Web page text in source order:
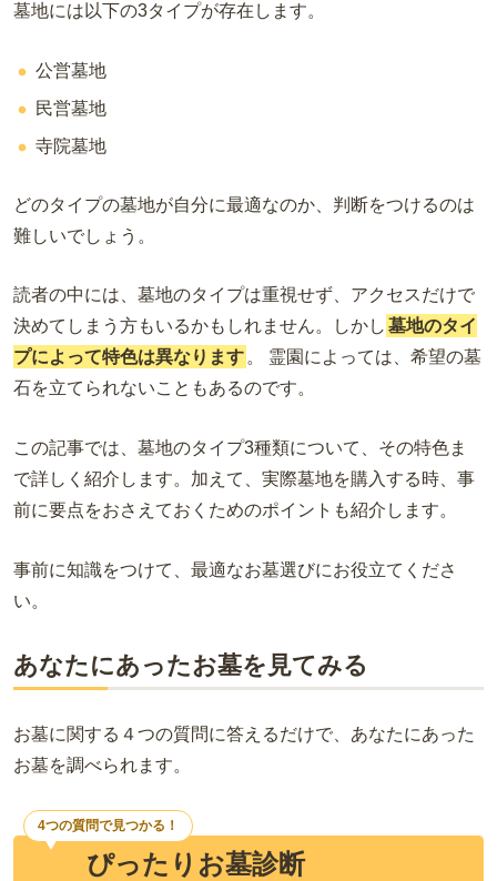
墓地には以下の3タイプが存在します。
公営墓地
民営墓地
寺院墓地
どのタイプの墓地が自分に最適なのか、判断をつけるのは
難しいでしょう。
読者の中には、墓地のタイプは重視せず、アクセスだけで
決めてしまう方もいるかもしれません。しかし 墓地のタイ
プによって特色は異なります。 霊園によっては、希望の墓
石を立てられないこともあるのです。
この記事では、墓地のタイプ3種類について、その特色ま
で詳しく紹介します。加えて、実際墓地を購入する時、事
前に要点をおさえておくためのポイントも紹介します。
事前に知識をつけて、最適なお墓選びにお役立てくださ
い。
あなたにあったお墓を見てみる
お墓に関する４つの質問に答えるだけで、あなたにあった
お墓を調べられます。
ぴったりお墓診断
4つの質問で見つかる！